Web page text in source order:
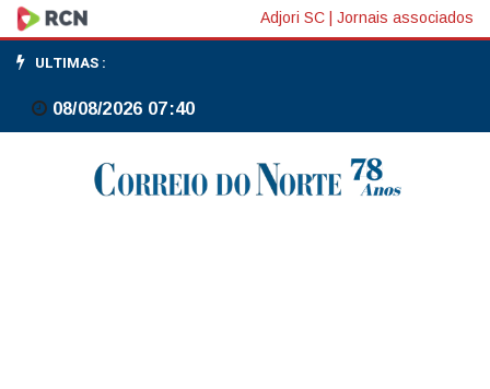
Entidades
de
varejo
serviços
Adjori SC Jornais associados
ULTIMAS :
08/08/2026 07:40